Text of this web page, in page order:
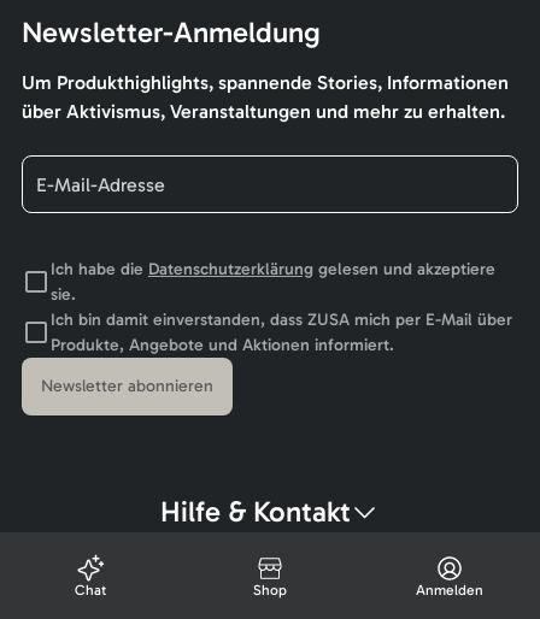
Newsletter-Anmeldung
Um Produkthighlights, spannende Stories, Informationen
über Aktivismus, Veranstaltungen und mehr zu erhalten.
Ich habe die Datenschutzerklärunggelesen und akzeptiere
sie.
Ich bin damit einverstanden, dass ZUSA mich per E-Mail über
Produkte, Angebote und Aktionen informiert.
Newsletter abonnieren
Hilfe & Kontakt
Chat Shop Anmelden